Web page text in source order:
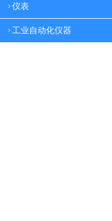
仪表
工业自动化仪器